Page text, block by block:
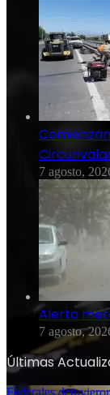
7 agosto,
Alerta
7 agosto,
Últimas